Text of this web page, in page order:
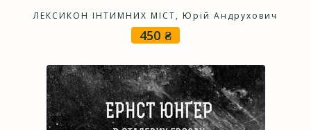
ЛЕКСИКОН ІНТИМНИХ МІСТ, Юрій Андрухович
450 ₴